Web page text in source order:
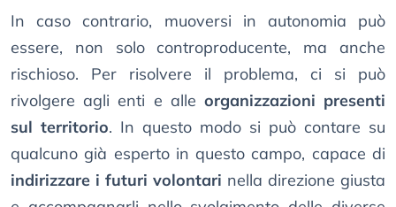
In caso contrario, muoversi in autonomia può
essere, non solo controproducente, ma anche
rischioso. Per risolvere il problema, ci si può
rivolgere agli enti e alle organizzazioni presenti
sul territorio. In questo modo si può contare su
qualcuno già esperto in questo campo, capace di
indirizzare i futuri volontari nella direzione giusta